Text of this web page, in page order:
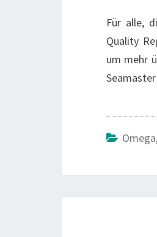
Für alle,
Quality
um mehr
Omega